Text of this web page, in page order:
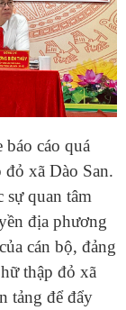
cáo quá
xã Dào San.
quan tâm
địa phương
cán bộ, đảng
thập đỏ xã
tảng để đẩy